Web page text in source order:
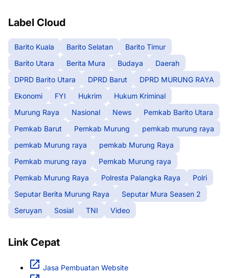
Label Cloud
Barito Kuala Barito Selatan
Barito Timur
Barito Utara
Berita Mura Budaya
Daerah
DPRD Barito Utara
DPRD Barut
DPRD MURUNG RAYA
Ekonomi
FYI Hukrim
Hukum Kriminal
Murung Raya
Nasional News
Pemkab Barito Utara
Pemkab Barut
Pemkab Murung
pemkab murung raya
pemkab Murung raya
pemkab Murung Raya
Pemkab murung raya
Pemkab Murung raya
Pemkab Murung Raya
Polresta Palangka Raya
Polri
Seputar Berita Murung Raya
Seputar Mura Seasen 2
Seruyan
Sosial TNI Video
Link Cepat
Jasa Pembuatan Website